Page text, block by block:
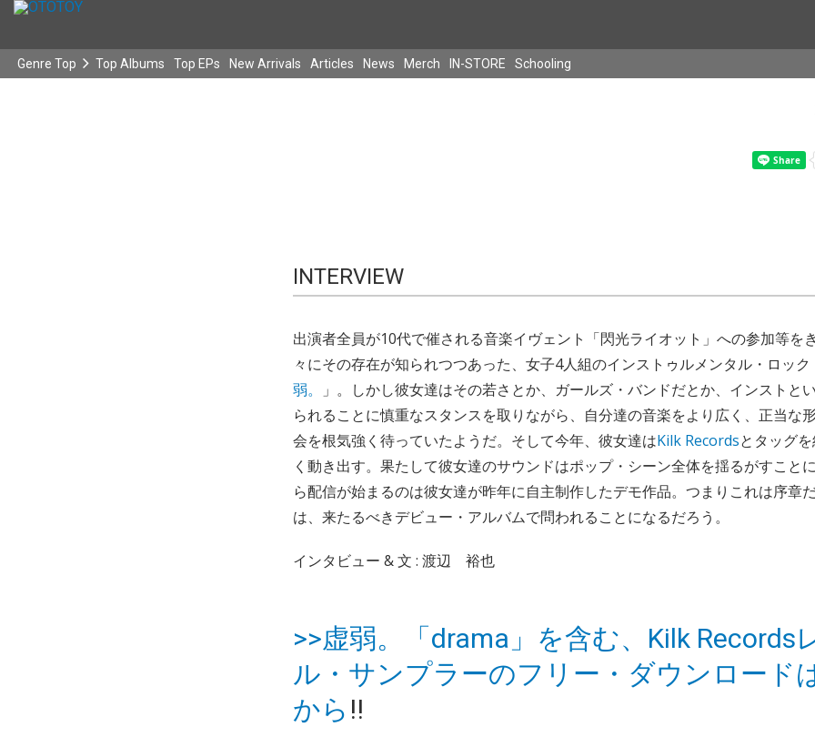
Genre Top Top Albums Top EPs New Arrivals Articles News Merch IN-STORE Schooling
INTERVIEW
出演者全員が10代で催される音楽イヴェント「閃光ライオット」への参加等を
々にその存在が知られつつあった、女子4人組のインストゥルメンタル・ロッ
弱。
」。しかし彼女達はその若さとか、ガールズ・バンドだとか、インストと
られることに慎重なスタンスを取りながら、自分達の音楽をより広く、正当な
会を根気強く待っていたようだ。そして今年、彼女達はKilk Recordsとタッグ
く動き出す。果たして彼女達のサウンドはポップ・シーン全体を揺るがすこと
ら配信が始まるのは彼女達が昨年に自主制作したデモ作品。つまりこれは序章
は、来たるべきデビュー・アルバムで問われることになるだろう。
インタビュー & 文 : 渡辺 裕也
>>虚弱。「drama」を含む、Kilk Records
ル・サンプラーのフリー・ダウンロード
から !!